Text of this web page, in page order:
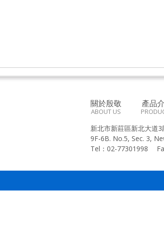
關於殷敬
ABOUT US
產品
新北市新莊區新北大道
9F-6B. No.5, Sec. 3,
Tel： 02-77301998